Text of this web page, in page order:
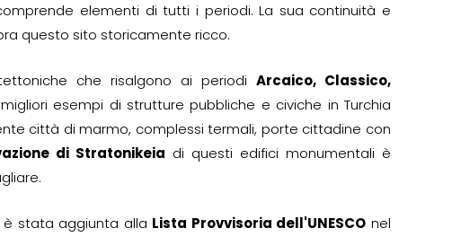
elementi di tutti i periodi. La sua continuità e
questo sito storicamente ricco.
che risalgono ai periodi Arcaico, Classico,
esempi di strutture pubbliche e civiche in Turchia
città di marmo, complessi termali, porte cittadine con
di Stratonikeia di questi edifici monumentali è
è stata aggiunta alla Lista Provvisoria dell'UNESCO nel